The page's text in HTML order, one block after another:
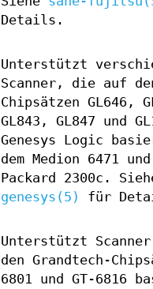
Details.
Unterstützt
Scanner, die auf
Chipsätzen GL646,
GL843, GL847 und
Genesys Logic
dem Medion 6471
Packard 2300c.
genesys(5)
für
Unterstützt
den Grandtech-
6801 und GT-6816